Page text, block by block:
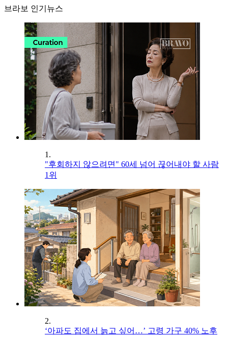
브라보 인기뉴스
1.
"후회하지 않으려면" 60세 넘어 끊어내야 할 사람
1위
2.
‘아파도 집에서 늙고 싶어…’ 고령 가구 40% 노후